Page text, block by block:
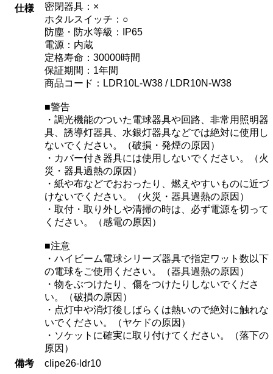
仕様
密閉器具：×
ホタルスイッチ：○
防塵・防水等級：IP65
電源：内蔵
定格寿命：30000時間
保証期間：1年間
商品コード：LDR10L-W38 / LDR10N-W38
■警告
・調光機能のついた電球器具や回路、非常用照明器
具、誘導灯器具、水銀灯器具などでは絶対に使用し
ないでください。（破損・発煙の原因）
・カバー付き器具には使用しないでください。（火
災・器具過熱の原因）
・紙や布などでおおったり、燃えやすいものに近づ
けないでください。（火災・器具過熱の原因）
・取付・取り外しや清掃の時は、必ず電源を切って
ください。（感電の原因）
■注意
・ハイビーム電球シリーズ器具で指定ワット数以下
の電球をご使用ください。（器具過熱の原因）
・物をぶつけたり、傷をつけたりしないでくださ
い。（破損の原因）
・点灯中や消灯後しばらくは熱いので絶対に触れな
いでください。（ヤケドの原因）
・ソケットに確実に取り付けてください。（落下の
原因）
備考
clipe26-ldr10